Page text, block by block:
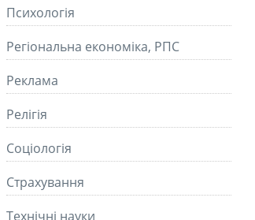
Психологія
Регіональна економіка, РПС
Реклама
Релігія
Соціологія
Страхування
Технічні науки